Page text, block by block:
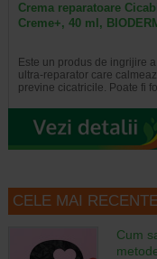
Crema reparatoare
Creme+, 40 ml,
Este un produs de ingrijire
ultra-reparator care
previne cicatricile. Poate fi
CELE MAI
Cum